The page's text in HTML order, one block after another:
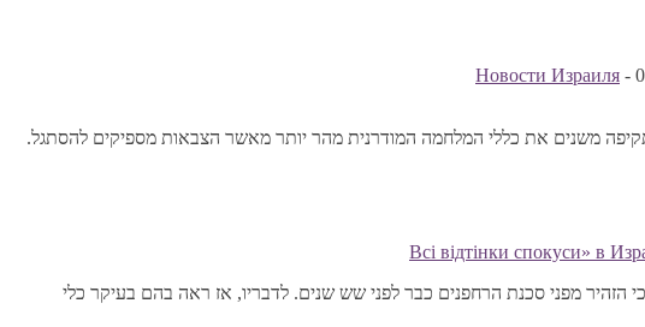
-
Новости Израиля
משנים את כללי המלחמה המודרנית מהר יותר מאשר הצבאות מספיקים להסתגל.
מפני סכנת הרחפנים כבר לפני שש שנים. לדבריו, אז ראה בהם בעיקר כלי